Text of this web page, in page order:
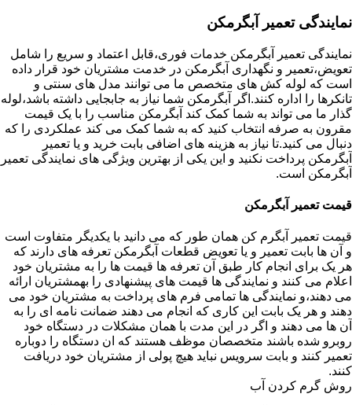
نمایندگی تعمیر آبگرمکن
نمایندگی تعمیر آبگرمکن خدمات فوری،قابل اعتماد و سریع را شامل
تعویض،تعمیر و نگهداری آبگرمکن در خدمت مشتریان خود قرار داده
است که لوله کش های متخصص ما می توانند مدل های سنتی و
تانکرها را اداره کنند.اگر آبگرمکن شما نیاز به جابجایی داشته باشد،لوله
گذار ما می تواند به شما کمک کند آبگرمکن مناسب را با یک قیمت
مقرون به صرفه انتخاب کنید که به شما کمک می کند عملکردی را که
دنبال می کنید.تا نیاز به هزینه های اضافی بابت خرید و یا تعمیر
آبگرمکن پرداخت نکنید و این یکی از بهترین ویژگی های نمایندگی تعمیر
آبگرمکن است.
قیمت تعمیر آبگرمکن
قیمت تعمیر آبگرم کن همان طور که می دانید با یکدیگر متفاوت است
و آن ها بابت تعمیر و یا تعویض قطعات آبگرمکن تعرفه های دارند که
هر یک برای انجام کار طبق آن تعرفه ها قیمت ها را به مشتریان خود
اعلام می کنند و نمایندگی ها قیمت های پیشنهادی را بهمشتریان ارائه
می دهند،و نمایندگی ها تمامی فرم های پرداخت به مشتریان خود می
دهند و هر یک بابت این کاری که انجام می دهند ضمانت نامه ای را به
آن ها می دهند و اگر در این مدت با همان مشکلات در دستگاه خود
روبرو شده باشند متخصصان موظف هستند که ان دستگاه را دوباره
تعمیر کنند و بابت سرویس نباید هیچ پولی از مشتریان خود دریافت
کنند.
روش گرم کردن آب